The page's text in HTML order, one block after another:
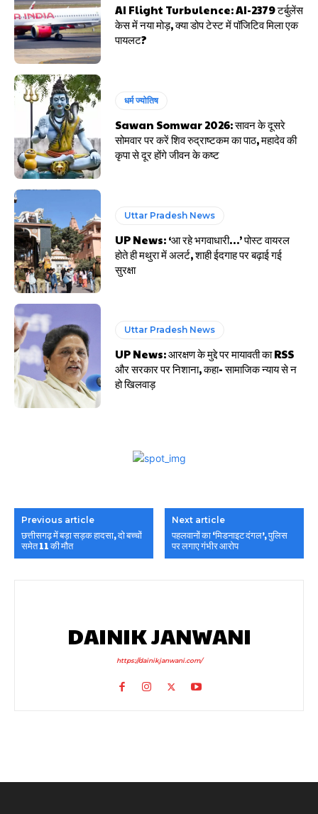
AI Flight Turbulence: AI-2379 टर्बुलेंस
केस में नया मोड़, क्या डोप टेस्ट में पॉजिटिव मिला एक
पायलट?
धर्म ज्योतिष
Sawan Somwar 2026: सावन के दूसरे
सोमवार पर करें शिव रुद्राष्टकम का पाठ, महादेव की
कृपा से दूर होंगे जीवन के कष्ट
Uttar Pradesh News
UP News: ‘आ रहे भगवाधारी…’ पोस्ट वायरल
होते ही मथुरा में अलर्ट, शाही ईदगाह पर बढ़ाई गई
सुरक्षा
Uttar Pradesh News
UP News: आरक्षण के मुद्दे पर मायावती का RSS
और सरकार पर निशाना, कहा- सामाजिक न्याय से न
हो खिलवाड़
Previous article
छत्तीसगढ़ में बड़ा सड़क हादसा, दो बच्चों
समेत 11 की मौत
Next article
पहलवानों का ‘मिडनाइट दंगल’, पुलिस
पर लगाए गंभीर आरोप
DAINIK JANWANI
https://dainikjanwani.com/